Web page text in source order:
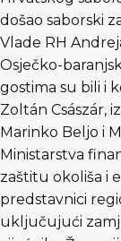
došao saborski
Vlade RH
Osječko-
gostima su bili i
Zoltán Császár,
Marinko Beljo i
Ministarstva
zaštitu okoliša i
predstavnici
uključujući